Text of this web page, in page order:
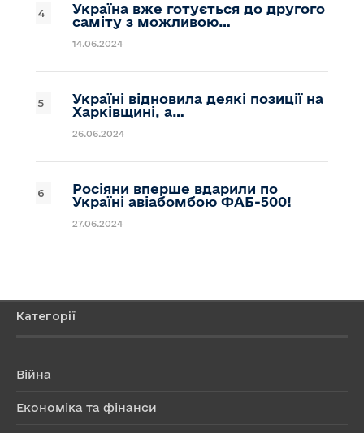
Україна вже готується до другого
саміту з можливою…
14.06.2024
Україні відновила деякі позиції на
Харківщині, а…
26.06.2024
Росіяни вперше вдарили по
Україні авіабомбою ФАБ-500!
27.06.2024
Категорії
Війна
Економіка та фінанси